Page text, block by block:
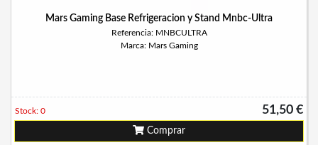
Mars Gaming Base Refrigeracion y Stand Mnbc-Ultra
Referencia: MNBCULTRA
Marca: Mars Gaming
51,50 €
Stock: 0
Comprar